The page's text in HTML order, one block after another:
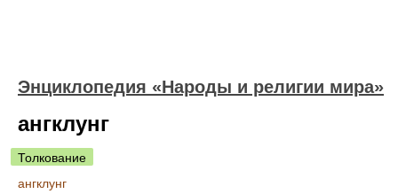
Энциклопедия «Народы и религии мира»
ангклунг
Толкование
ангклунг